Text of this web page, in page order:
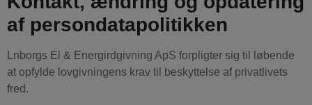
af persondatapolitikken
Lnborgs El & Energirdgivning ApS forpligter sig til løbende
at opfylde lovgivningens krav til beskyttelse af privatlivets
fred.